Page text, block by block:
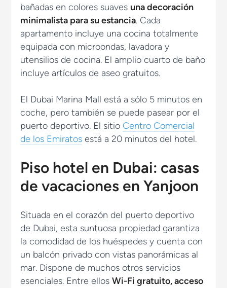
bañadas en colores suaves una decoración
minimalista para su estancia. Cada
apartamento incluye una cocina totalmente
equipada con microondas, lavadora y
utensilios de cocina. El amplio cuarto de baño
incluye artículos de aseo gratuitos.
El Dubai Marina Mall está a sólo 5 minutos en
coche, pero también se puede pasear por el
puerto deportivo. El sitio Centro Comercial
de los Emiratos está a 20 minutos del hotel.
Piso hotel en Dubai: casas
de vacaciones en Yanjoon
Situada en el corazón del puerto deportivo
de Dubai, esta suntuosa propiedad garantiza
la comodidad de los huéspedes y cuenta con
un balcón privado con vistas panorámicas al
mar. Dispone de muchos otros servicios
esenciales. Entre ellosWi-Fi gratuito, acceso